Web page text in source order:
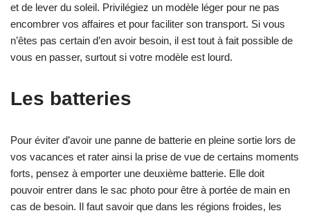
et de lever du soleil. Privilégiez un modèle léger pour ne pas
encombrer vos affaires et pour faciliter son transport. Si vous
n’êtes pas certain d’en avoir besoin, il est tout à fait possible de
vous en passer, surtout si votre modèle est lourd.
Les batteries
Pour éviter d’avoir une panne de batterie en pleine sortie lors de
vos vacances et rater ainsi la prise de vue de certains moments
forts, pensez à emporter une deuxième batterie. Elle doit
pouvoir entrer dans le sac photo pour être à portée de main en
cas de besoin. Il faut savoir que dans les régions froides, les